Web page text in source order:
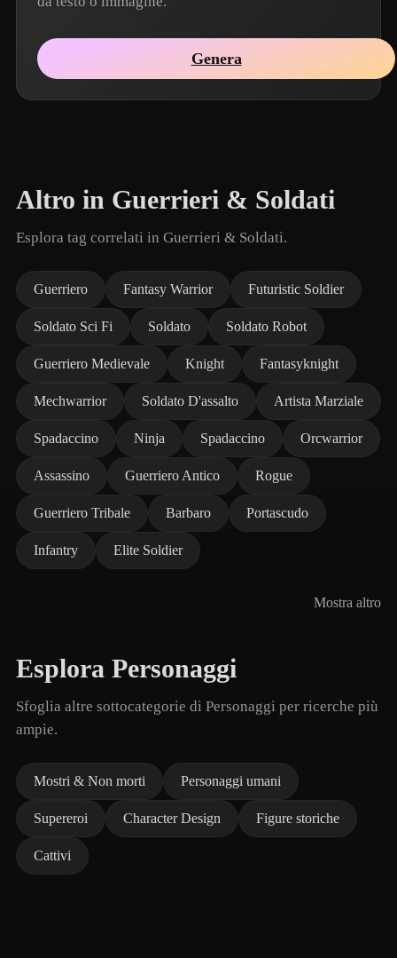
Genera
Altro in Guerrieri & Soldati
Esplora tag correlati in Guerrieri & Soldati.
Guerriero Fantasy Warrior Futuristic Soldier
Soldato Sci Fi Soldato Soldato Robot
Guerriero Medievale Knight Fantasyknight
Mechwarrior Soldato D'assalto Artista Marziale
Spadaccino Ninja Spadaccino Orcwarrior
Assassino Guerriero Antico Rogue
Guerriero Tribale Barbaro Portascudo
Infantry Elite Soldier
Mostra altro
Esplora Personaggi
Sfoglia altre sottocategorie di Personaggi per ricerche più
ampie.
Mostri & Non morti Personaggi umani
Supereroi Character Design Figure storiche
Cattivi